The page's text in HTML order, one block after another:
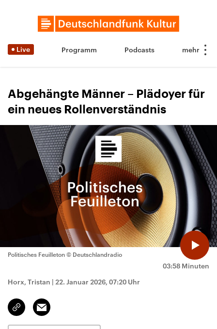
Live Programm Podcasts
Abgehängte Männer – Plädoyer für
ein neues Rollenverständnis
03:58 Minuten
Politisches Feuilleton © Deutschlandradio
Horx, Tristan | 22. Januar 2026, 07:20 Uhr
Link
kopieren/teilen
Email